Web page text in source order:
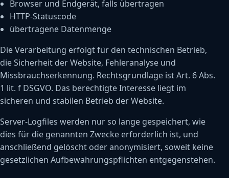
Browser und Endgerät, falls übertragen
HTTP-Statuscode
übertragene Datenmenge
Die Verarbeitung erfolgt für den technischen Betrieb,
die Sicherheit der Website, Fehleranalyse und
Missbrauchserkennung. Rechtsgrundlage ist Art. 6 Abs.
1 lit. f DSGVO. Das berechtigte Interesse liegt im
sicheren und stabilen Betrieb der Website.
Server-Logfiles werden nur so lange gespeichert, wie
dies für die genannten Zwecke erforderlich ist, und
anschließend gelöscht oder anonymisiert, soweit keine
gesetzlichen Aufbewahrungspflichten entgegenstehen.